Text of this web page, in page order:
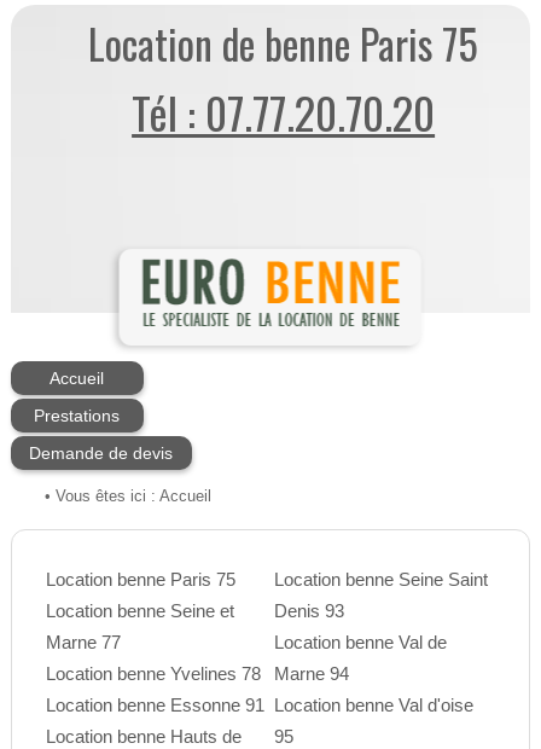
Location de benne Paris 75
Tél : 07.77.20.70.20
Accueil
Prestations
Demande de devis
• Vous êtes ici : Accueil
Location benne Paris 75
Location benne Seine et
Marne 77
Location benne Yvelines 78
Location benne Essonne 91
Location benne Hauts de
Location benne Seine Saint
Denis 93
Location benne Val de
Marne 94
Location benne Val d'oise
95